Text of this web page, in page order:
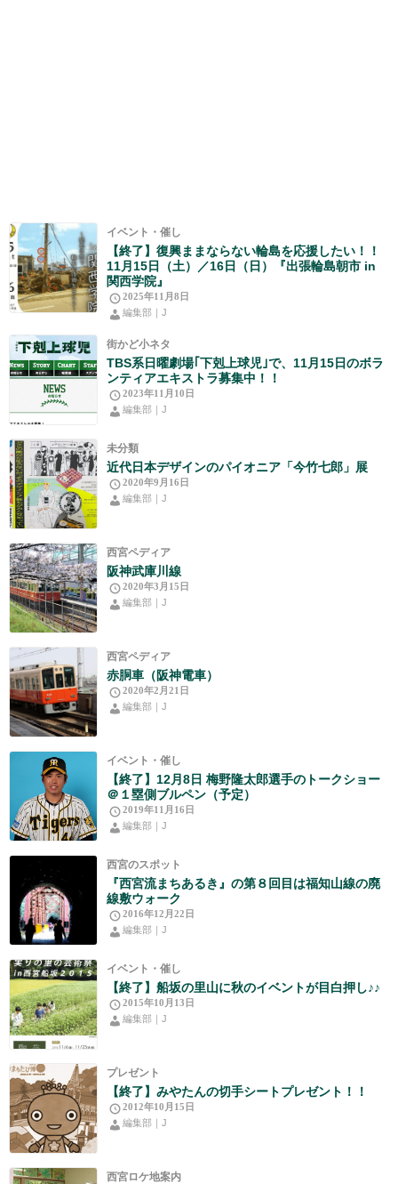
イベント・催し
【終了】復興ままならない輪島を応援したい！！
11月15日（土）／16日（日）『出張輪島朝市 in
関西学院』
2025年11月8日
編集部｜J
街かど小ネタ
TBS系日曜劇場｢下剋上球児｣で、11月15日のボラ
ンティアエキストラ募集中！！
2023年11月10日
編集部｜J
未分類
近代日本デザインのパイオニア「今竹七郎」展
2020年9月16日
編集部｜J
西宮ペディア
阪神武庫川線
2020年3月15日
編集部｜J
西宮ペディア
赤胴車（阪神電車）
2020年2月21日
編集部｜J
イベント・催し
【終了】12月8日 梅野隆太郎選手のトークショー
＠１塁側ブルペン（予定）
2019年11月16日
編集部｜J
西宮のスポット
『西宮流まちあるき』の第８回目は福知山線の廃
線敷ウォーク
2016年12月22日
編集部｜J
イベント・催し
【終了】船坂の里山に秋のイベントが目白押し♪♪
2015年10月13日
編集部｜J
プレゼント
【終了】みやたんの切手シートプレゼント！！
2012年10月15日
編集部｜J
西宮ロケ地案内